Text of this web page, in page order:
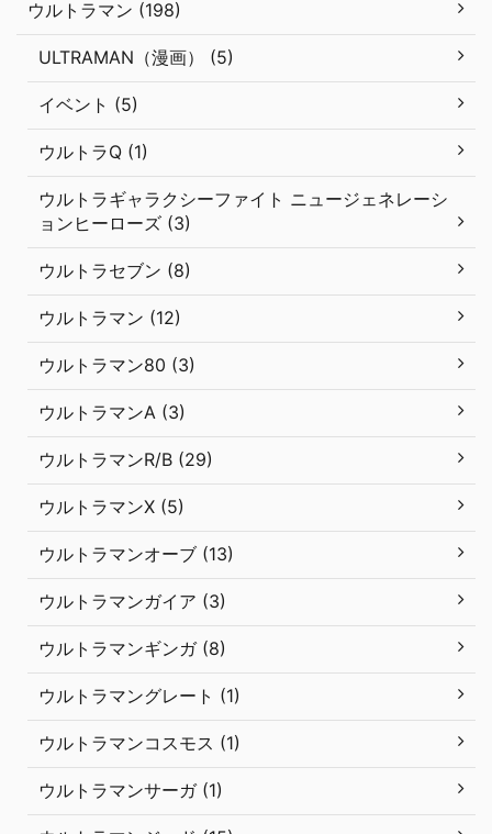
ウルトラマン (198)
ULTRAMAN（漫画） (5)
イベント (5)
ウルトラQ (1)
ウルトラギャラクシーファイト ニュージェネレーシ
ョンヒーローズ (3)
ウルトラセブン (8)
ウルトラマン (12)
ウルトラマン80 (3)
ウルトラマンA (3)
ウルトラマンR/B (29)
ウルトラマンX (5)
ウルトラマンオーブ (13)
ウルトラマンガイア (3)
ウルトラマンギンガ (8)
ウルトラマングレート (1)
ウルトラマンコスモス (1)
ウルトラマンサーガ (1)